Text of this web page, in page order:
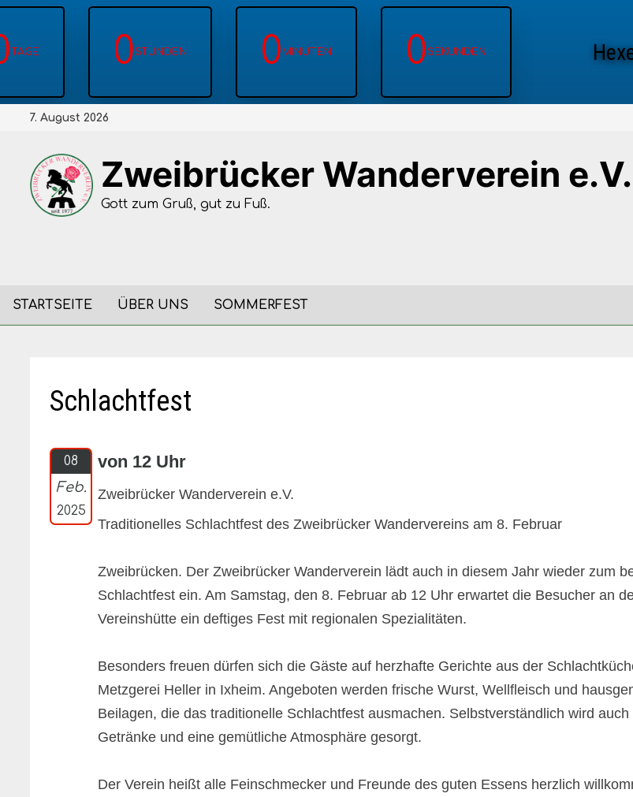
TAGE 0 STUNDEN 0 MINUTEN 0 SEKUNDEN
Zum
springen
7. August 2026
Zweibrücker Wanderverein e.V.
Gott zum Gruß, gut zu Fuß.
STARTSEITE ÜBER UNS SOMMERFEST
Schlachtfest
08
Feb.
2025
von 12 Uhr
Zweibrücker Wanderverein e.V.
Traditionelles Schlachtfest des Zweibrücker Wandervereins am 8. Februar
Zweibrücken. Der Zweibrücker Wanderverein lädt auch in diesem Jahr wieder zum
Schlachtfest ein. Am Samstag, den 8. Februar ab 12 Uhr erwartet die Besucher an
Vereinshütte ein deftiges Fest mit regionalen Spezialitäten.
Besonders freuen dürfen sich die Gäste auf herzhafte Gerichte aus der
Metzgerei Heller in Ixheim. Angeboten werden frische Wurst, Wellfleisch und
Beilagen, die das traditionelle Schlachtfest ausmachen. Selbstverständlich wird auch
Getränke und eine gemütliche Atmosphäre gesorgt.
Der Verein heißt alle Feinschmecker und Freunde des guten Essens herzlich